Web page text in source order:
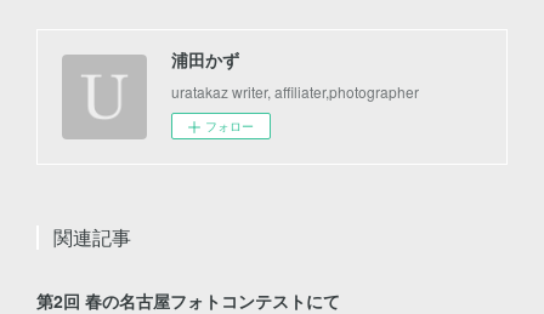
浦田かず
uratakaz writer, affiliater,photographer
フォロー
関連記事
第2回 春の名古屋フォトコンテストにて